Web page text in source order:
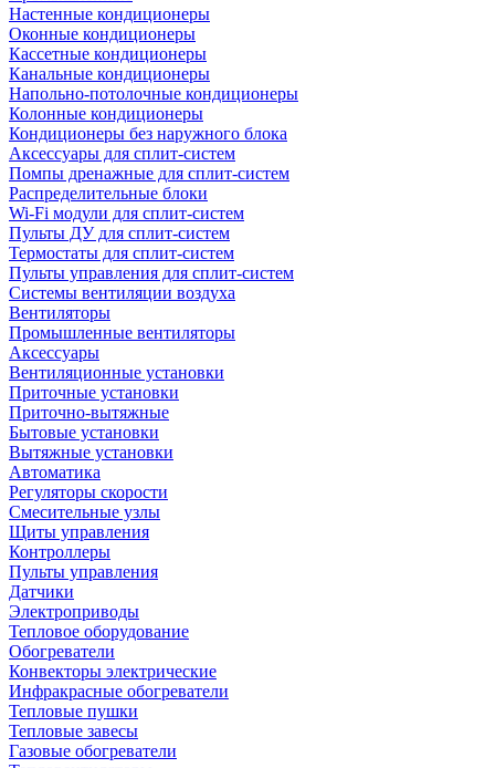
Настенные кондиционеры
Оконные кондиционеры
Кассетные кондиционеры
Канальные кондиционеры
Напольно-потолочные кондиционеры
Колонные кондиционеры
Кондиционеры без наружного блока
Аксессуары для сплит-систем
Помпы дренажные для сплит-систем
Распределительные блоки
Wi-Fi модули для сплит-систем
Пульты ДУ для сплит-систем
Термостаты для сплит-систем
Пульты управления для сплит-систем
Системы вентиляции воздуха
Вентиляторы
Промышленные вентиляторы
Аксессуары
Вентиляционные установки
Приточные установки
Приточно-вытяжные
Бытовые установки
Вытяжные установки
Автоматика
Регуляторы скорости
Смесительные узлы
Щиты управления
Контроллеры
Пульты управления
Датчики
Электроприводы
Тепловое оборудование
Обогреватели
Конвекторы электрические
Инфракрасные обогреватели
Тепловые пушки
Тепловые завесы
Газовые обогреватели